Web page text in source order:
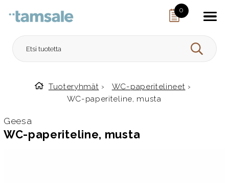
0
HAE
Etusivulle
Tuoteryhmät › WC-paperitelineet ›
WC-paperiteline, musta
Geesa
WC-paperiteline, musta